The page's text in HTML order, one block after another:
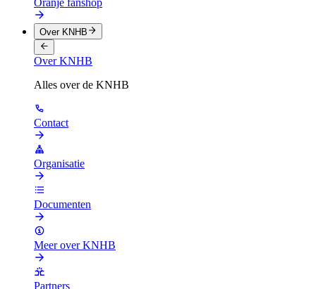
Oranje fanshop
Over KNHB
Over KNHB
Alles over de KNHB
Contact
Organisatie
Documenten
Meer over KNHB
Partners